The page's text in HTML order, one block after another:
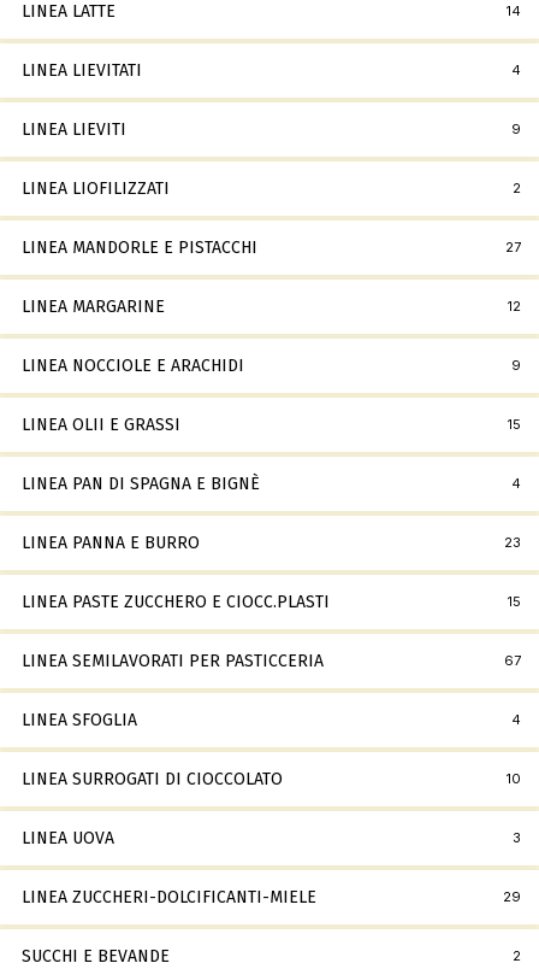
LINEA LATTE 14
LINEA LIEVITATI 4
LINEA LIEVITI 9
LINEA LIOFILIZZATI 2
LINEA MANDORLE E PISTACCHI 27
LINEA MARGARINE 12
LINEA NOCCIOLE E ARACHIDI 9
LINEA OLII E GRASSI 15
LINEA PAN DI SPAGNA E BIGNÈ 4
LINEA PANNA E BURRO 23
LINEA PASTE ZUCCHERO E CIOCC.PLASTI 15
LINEA SEMILAVORATI PER PASTICCERIA 67
LINEA SFOGLIA 4
LINEA SURROGATI DI CIOCCOLATO 10
LINEA UOVA 3
LINEA ZUCCHERI-DOLCIFICANTI-MIELE 29
SUCCHI E BEVANDE 2